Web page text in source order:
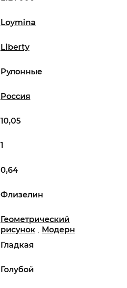
Loymina
Liberty
10,05
1
0,64
Голубой
Геометрический
рисунок , Модерн
Флизелин
Россия
Рулонные
Гладкая